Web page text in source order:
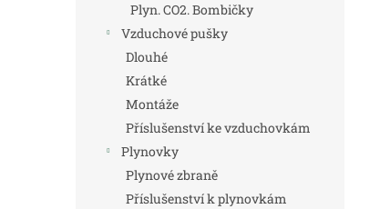
Plyn. CO2. Bombičky
Vzduchové pušky
Dlouhé
Krátké
Montáže
Příslušenství ke vzduchovkám
Plynovky
Plynové zbraně
Příslušenství k plynovkám